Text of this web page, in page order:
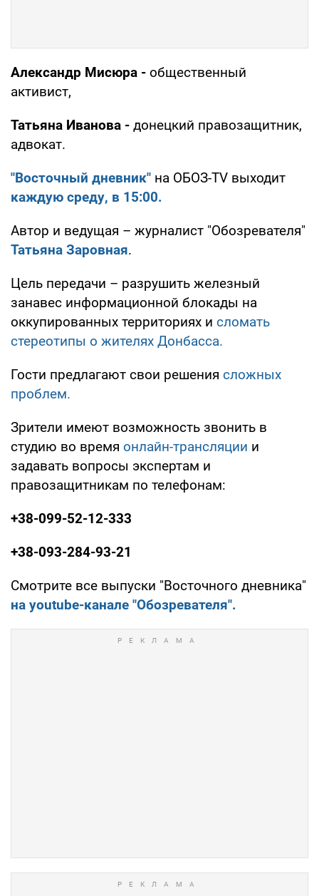
Александр Мисюра - общественный
активист,
Татьяна Иванова - донецкий правозащитник,
адвокат.
"Восточный дневник" на ОБОЗ-TV выходит
каждую среду, в 15:00.
Автор и ведущая – журналист "Обозревателя"
Татьяна Заровная.
Цель передачи – разрушить железный
занавес информационной блокады на
оккупированных территориях и сломать
стереотипы о жителях Донбасса.
Гости предлагают свои решения сложных
проблем.
Зрители имеют возможность звонить в
студию во время онлайн-трансляции и
задавать вопросы экспертам и
правозащитникам по телефонам:
+38-099-52-12-333
+38-093-284-93-21
Смотрите все выпуски "Восточного дневника"
на youtube-канале "Обозревателя".